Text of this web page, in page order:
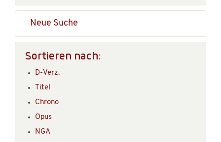
Neue Suche
Sortieren nach:
D-Verz.
Titel
Chrono
Opus
NGA